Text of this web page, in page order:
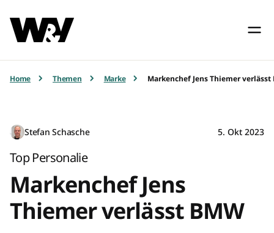
Home Themen Marke Markenchef Jens Thiemer verlässt
Stefan Schasche 5. Okt 2023
Top Personalie
Markenchef Jens
Thiemer verlässt BMW